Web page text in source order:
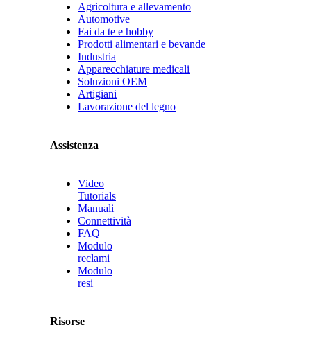
Agricoltura e allevamento
Automotive
Fai da te e hobby
Prodotti alimentari e bevande
Industria
Apparecchiature medicali
Soluzioni OEM
Artigiani
Lavorazione del legno
Assistenza
Video
Tutorials
Manuali
Connettività
FAQ
Modulo
reclami
Modulo
resi
Risorse